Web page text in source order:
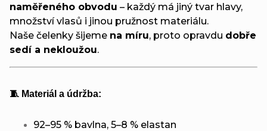
naměřeného obvodu – každý má jiný tvar hlavy,
množství vlasů i jinou pružnost materiálu.
Naše čelenky šijeme na míru, proto opravdu dobře
sedí a nekloužou.
🧵 Materiál a údržba:
92–95 % bavlna, 5–8 % elastan